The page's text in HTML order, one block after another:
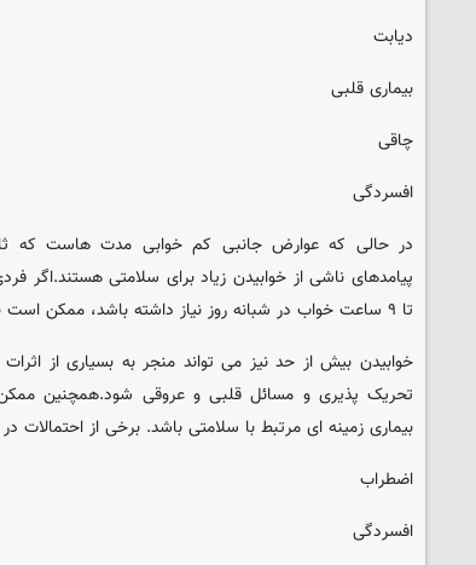
دیابت
بیماری قلبی
چاقی
افسردگی
در حالی که عوارض جانبی کم خوابی مدت هاست که
پیامدهای ناشی از خوابیدن زیاد برای سلامتی
تا ۹ ساعت خواب در شبانه روز نیاز داشته باشد، ممکن است بیش از حد مورد نیاز بخوابد.
خوابیدن بیش از حد نیز می تواند منجر به بسیاری از
تحریک پذیری و مسائل قلبی و عروقی شود.همچنین
بیماری زمینه ای مرتبط با سلامتی باشد. برخی از احتمالات در
اضطراب
افسردگی